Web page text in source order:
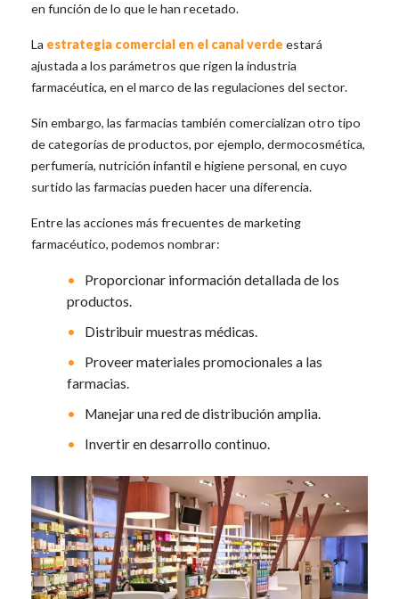
en función de lo que le han recetado.
La estrategia comercial en el canal verde estará
ajustada a los parámetros que rigen la industria
farmacéutica, en el marco de las regulaciones del sector.
Sin embargo, las farmacias también comercializan otro tipo
de categorías de productos, por ejemplo, dermocosmética,
perfumería, nutrición infantil e higiene personal, en cuyo
surtido las farmacias pueden hacer una diferencia.
Entre las acciones más frecuentes de marketing
farmacéutico, podemos nombrar:
Proporcionar información detallada de los
productos.
Distribuir muestras médicas.
Proveer materiales promocionales a las
farmacias.
Manejar una red de distribución amplia.
Invertir en desarrollo continuo.